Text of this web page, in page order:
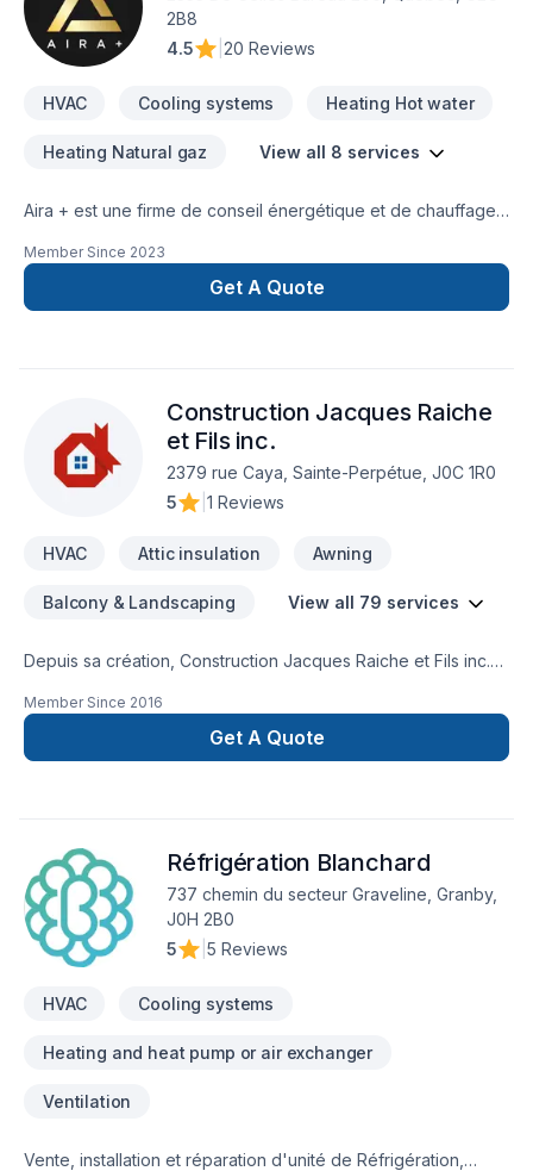
2B8
4.5
20 Reviews
HVAC Cooling systems Heating Hot water
Heating Natural gaz View all 8 services
Aira + est une firme de conseil énergétique et de chauffage /
dans leurs démarches visant à optimiser le rendement
énergétique de leur habitation, nous souhaitons offrir le
meilleur à nos clients. Voilà pourquoi nous misons sur une
prennent en considération les attentes de chaque client en
matière de confort pour mener à terme leur projet.
Member Since 2023
Get A Quote
Construction Jacques Raiche
et Fils inc.
2379 rue Caya, Sainte-Perpétue, J0C 1R0
5
1 Reviews
HVAC Attic insulation Awning
Balcony & Landscaping View all 79 services
Depuis sa création, Construction Jacques Raiche et Fils inc.
Agrandissement, Après-sinistre, Armoires, Balcon, Balcon de
bois, Béton, Carrelage, Charpentier, Chauffage, Chauffage à
l'huile, Climatisation, Clôture, Coffrage, Commercial,
entre-toît, Isolation mur, Isolation sous-sol, Levage de maison,
Margelle, Meubles, Patio, Peinture, Plancher, Portes et
fenêtres, Puit de lumière, Rénovation générale, Revêtement
extérieur, Salle de bain, Solarium, Soudeur, Sous-sol, Tapis,
Toiture. Nous desservons Centre du
Member Since 2016
Get A Quote
Réfrigération Blanchard
737 chemin du secteur Graveline, Granby,
J0H 2B0
5
5 Reviews
HVAC Cooling systems
Heating and heat pump or air exchanger
Ventilation
Vente, installation et réparation d'unité de Réfrigération,